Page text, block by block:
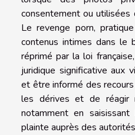
consentement ou utilisées
Le revenge porn,
contenus intimes dans le
réprimé par la loi
juridique significative aux
et être informé des
les dérives et de réagir
notamment en
plainte auprès des